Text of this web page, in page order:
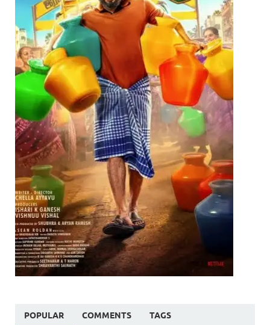
POPULAR COMMENTS TAGS